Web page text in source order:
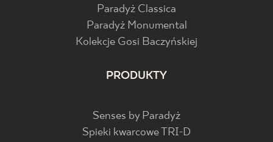
Paradyż Classica
Paradyż Monumental
Kolekcje Gosi Baczyńskiej
PRODUKTY
Senses by Paradyż
Spieki kwarcowe TRI-D